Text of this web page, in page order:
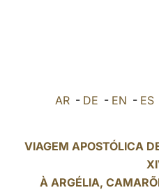
AR - DE - EN - ES
VIAGEM APOSTÓLICA
À ARGÉLIA,